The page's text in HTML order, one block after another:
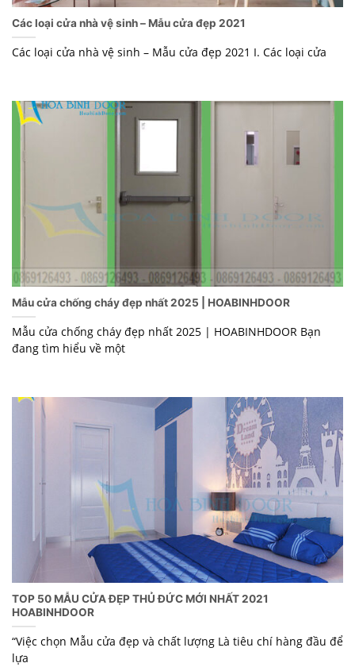
Các loại cửa nhà vệ sinh – Mẫu cửa đẹp 2021
Các loại cửa nhà vệ sinh – Mẫu cửa đẹp 2021 I. Các loại cửa
Mẫu cửa chống cháy đẹp nhất 2025 | HOABINHDOOR
Mẫu cửa chống cháy đẹp nhất 2025 | HOABINHDOOR Bạn
đang tìm hiểu về một
TOP 50 MẪU CỬA ĐẸP THỦ ĐỨC MỚI NHẤT 2021
HOABINHDOOR
“Việc chọn Mẫu cửa đẹp và chất lượng Là tiêu chí hàng đầu để
lựa